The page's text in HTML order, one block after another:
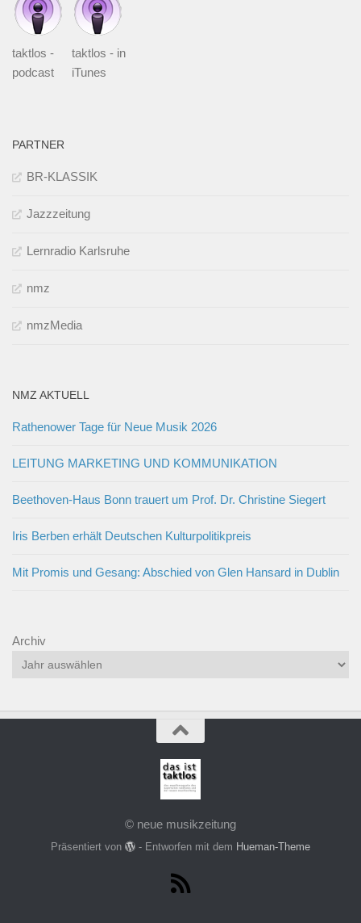
taktlos -
podcast
taktlos - in
iTunes
PARTNER
BR-KLASSIK
Jazzzeitung
Lernradio Karlsruhe
nmz
nmzMedia
NMZ AKTUELL
Rathenower Tage für Neue Musik 2026
LEITUNG MARKETING UND KOMMUNIKATION
Beethoven-Haus Bonn trauert um Prof. Dr. Christine Siegert
Iris Berben erhält Deutschen Kulturpolitikpreis
Mit Promis und Gesang: Abschied von Glen Hansard in Dublin
Archiv
© neue musikzeitung
Präsentiert von - Entworfen mit dem Hueman-Theme